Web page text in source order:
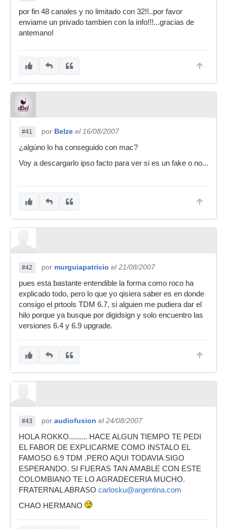
por fin 48 canales y no limitado con 32!!..por favor
enviame un privado tambien con la info!!!...gracias de
antemano!
#41 por Belze el 16/08/2007
¿algúno lo ha conseguido con mac?
Voy a descargarlo ipso facto para ver si es un fake o no...
#42 por murguiapatricio el 21/08/2007
pues esta bastante entendible la forma como roco ha
explicado todo, pero lo que yo qisiera saber es en donde
consigo el prtools TDM 6.7, si alguien me pudiera dar el
hilo porque ya busque por digidsign y solo encuentro las
versiones 6.4 y 6.9 upgrade.
#43 por audiofusion el 24/08/2007
HOLA ROKKO......... HACE ALGUN TIEMPO TE PEDI
EL FABOR DE EXPLICARME COMO INSTALO EL
FAMOSO 6.9 TDM .PERO AQUI TODAVIA SIGO
ESPERANDO. SI FUERAS TAN AMABLE CON ESTE
COLOMBIANO TE LO AGRADECERIA MUCHO.
FRATERNAL ABRASO carlosku@argentina.com
CHAO HERMANO